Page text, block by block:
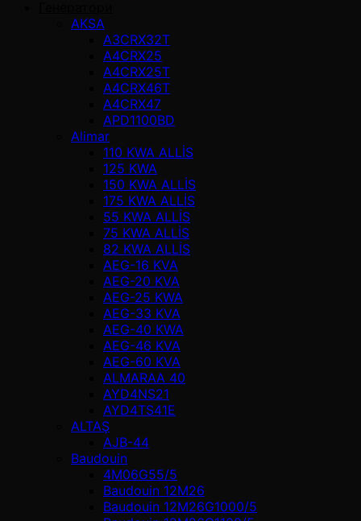
AKSA
A3CRX32T
A4CRX25
A4CRX25T
A4CRX46T
A4CRX47
APD1100BD
Alimar
110 KWA ALLİS
125 KWA
150 KWA ALLİS
175 KWA ALLİS
55 KWA ALLİS
75 KWA ALLİS
82 KWA ALLİS
AEG-16 KVA
AEG-20 KVA
AEG-25 KWA
AEG-33 KVA
AEG-40 KWA
AEG-46 KVA
AEG-60 KVA
ALMARAA 40
AYD4NS21
AYD4TS41E
ALTAŞ
AJB-44
Baudouin
4M06G55/5
Baudouin 12M26
Baudouin 12M26G1000/5